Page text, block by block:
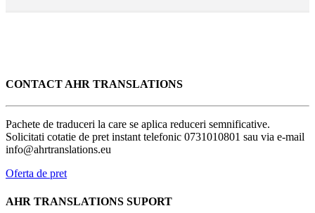
CONTACT AHR TRANSLATIONS
Pachete de traduceri la care se aplica reduceri semnificative.
Solicitati cotatie de pret instant telefonic 0731010801 sau via e-mail
info@ahrtranslations.eu
Oferta de pret
AHR TRANSLATIONS SUPORT